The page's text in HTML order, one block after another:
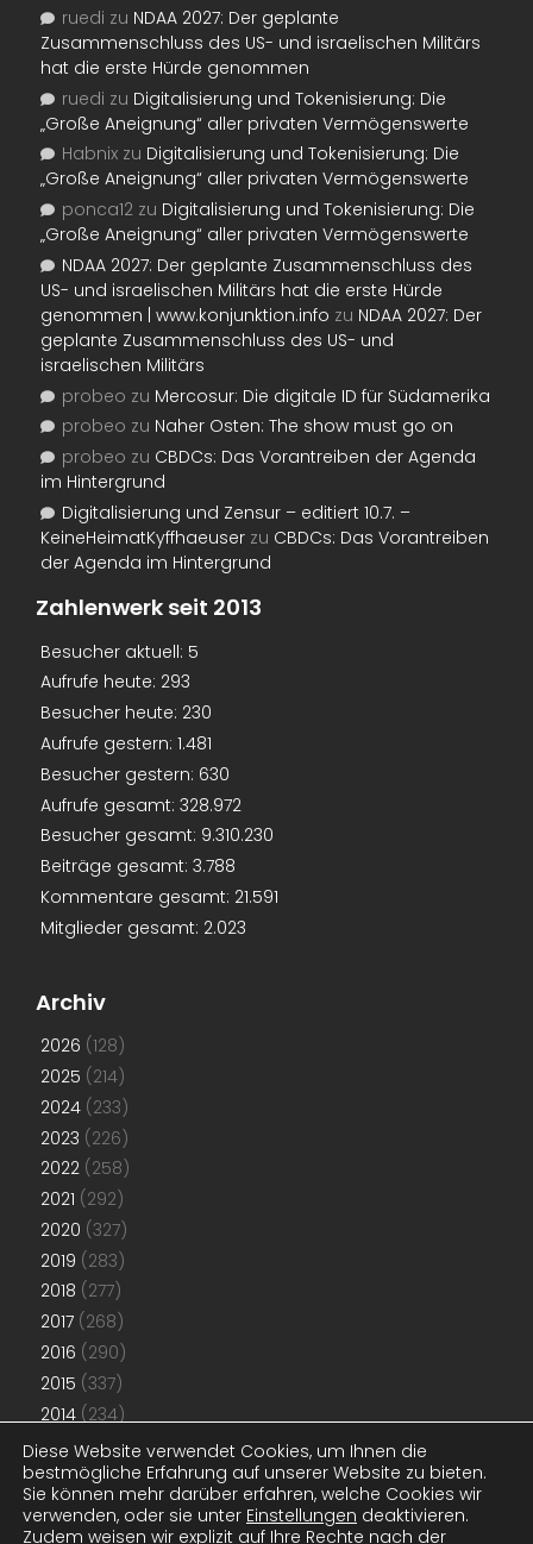
ruedi zu NDAA 2027: Der geplante
Zusammenschluss des US- und israelischen Militärs
hat die erste Hürde genommen
ruedi zu Digitalisierung und Tokenisierung: Die
„Große Aneignung“ aller privaten Vermögenswerte
Habnix zu Digitalisierung und Tokenisierung: Die
„Große Aneignung“ aller privaten Vermögenswerte
ponca12 zu Digitalisierung und Tokenisierung: Die
„Große Aneignung“ aller privaten Vermögenswerte
NDAA 2027: Der geplante Zusammenschluss des
US- und israelischen Militärs hat die erste Hürde
genommen | www.konjunktion.info zu NDAA 2027: Der
geplante Zusammenschluss des US- und
israelischen Militärs
probeo zu Mercosur: Die digitale ID für Südamerika
probeo zu Naher Osten: The show must go on
probeo zu CBDCs: Das Vorantreiben der Agenda
im Hintergrund
Digitalisierung und Zensur – editiert 10.7. –
KeineHeimatKyffhaeuser zu CBDCs: Das Vorantreiben
der Agenda im Hintergrund
Zahlenwerk seit 2013
Besucher aktuell: 5
Aufrufe heute: 293
Besucher heute: 230
Aufrufe gestern: 1.481
Besucher gestern: 630
Aufrufe gesamt: 328.972
Besucher gesamt: 9.310.230
Beiträge gesamt: 3.788
Kommentare gesamt: 21.591
Mitglieder gesamt: 2.023
Archiv
2026 (128)
2025 (214)
2024 (233)
2023 (226)
2022 (258)
2021 (292)
2020 (327)
2019 (283)
2018 (277)
2017 (268)
2016 (290)
2015 (337)
2014 (234)
2013(192)
2012(181)
2011(48)
Diese Website verwendet Cookies, um Ihnen die
bestmögliche Erfahrung auf unserer Website zu bieten.
Sie können mehr darüber erfahren, welche Cookies wir
verwenden, oder sie unter Einstellungen deaktivieren.
Zudem weisen wir explizit auf Ihre Rechte nach der